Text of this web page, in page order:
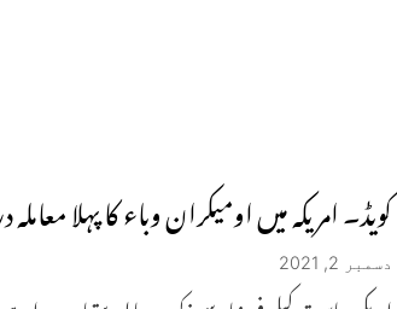
کویڈ۔ امریکہ میں اومیکران وباء کا پہلا
دسمبر 2, 2021